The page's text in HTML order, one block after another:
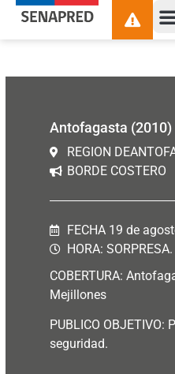
contenido
Antofagasta (2010)
REGION
BORDE COSTERO
FECHA 19 de
HORA: SORPRESA.
COBERTURA:
Mejillones
PUBLICO OBJETIVO:
seguridad.